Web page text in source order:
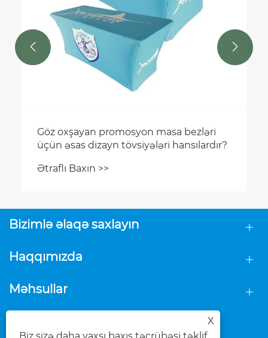
Göz oxşayan promosyon masa bezləri
üçün əsas dizayn tövsiyələri hansılardır?
Ətraflı Baxın >>
 
Bizimlə əlaqə saxlayın
Haqqımızda
Məhsullar
X